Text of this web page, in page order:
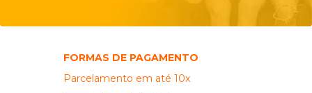
FORMAS DE PAGAMENTO
Parcelamento em até 10x